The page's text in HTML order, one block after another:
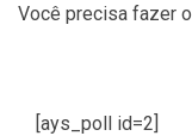
Você precisa fazer o
[ays_poll id=2]